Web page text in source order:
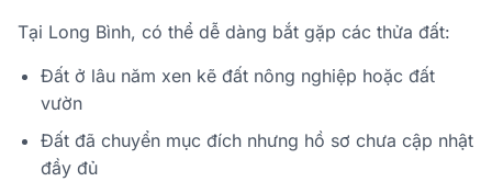
Tại Long Bình, có thể dễ dàng bắt gặp các thửa đất:
Đất ở lâu năm xen kẽ đất nông nghiệp hoặc đất
vườn
Đất đã chuyển mục đích nhưng hồ sơ chưa cập nhật
đầy đủ